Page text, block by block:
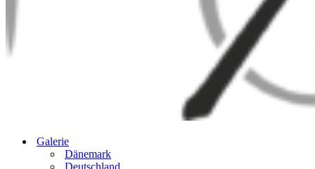
Galerie
Dänemark
Deutschland